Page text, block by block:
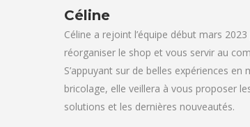
Céline
Céline a rejoint l’équipe début mars
réorganiser le shop et vous servir au
S’appuyant sur de belles expériences en
bricolage, elle veillera à vous proposer
solutions et les dernières nouveautés.